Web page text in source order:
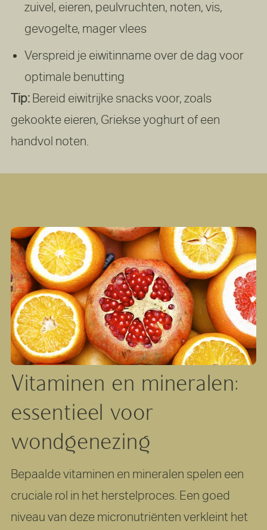
zuivel, eieren, peulvruchten, noten, vis,
gevogelte, mager vlees
Verspreid je eiwitinname over de dag voor
optimale benutting
Tip: Bereid eiwitrijke snacks voor, zoals
gekookte eieren, Griekse yoghurt of een
handvol noten.
Vitaminen en mineralen:
essentieel voor
wondgenezing
Bepaalde vitaminen en mineralen spelen een
cruciale rol in het herstelproces. Een goed
niveau van deze micronutriënten verkleint het